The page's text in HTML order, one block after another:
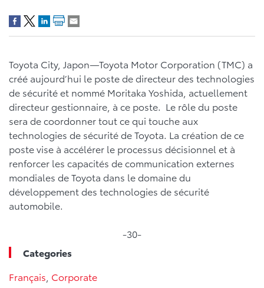
Toyota City, Japon—Toyota Motor Corporation (TMC) a
créé aujourd’hui le poste de directeur des technologies
de sécurité et nommé Moritaka Yoshida, actuellement
directeur gestionnaire, à ce poste. Le rôle du poste
sera de coordonner tout ce qui touche aux
technologies de sécurité de Toyota. La création de ce
poste vise à accélérer le processus décisionnel et à
renforcer les capacités de communication externes
mondiales de Toyota dans le domaine du
développement des technologies de sécurité
automobile.
-30-
Categories
Français Corporate